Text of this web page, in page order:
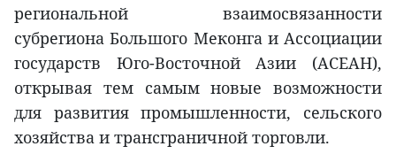
региональной взаимосвязанности
субрегиона Большого Меконга и Ассоциации
государств Юго-Восточной Азии (АСЕАН),
открывая тем самым новые возможности
для развития промышленности, сельского
хозяйства и трансграничной торговли.